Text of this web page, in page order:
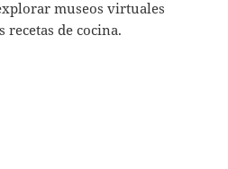
museos virtuales
recetas de cocina.